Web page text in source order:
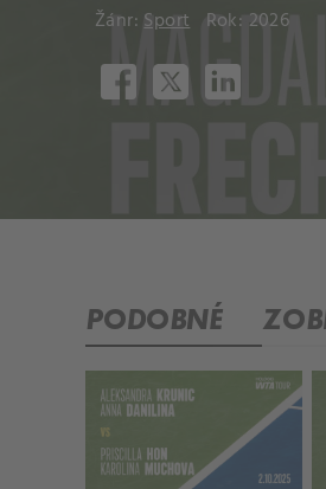
Žánr:Sport Rok: 2026
PODOBNÉ